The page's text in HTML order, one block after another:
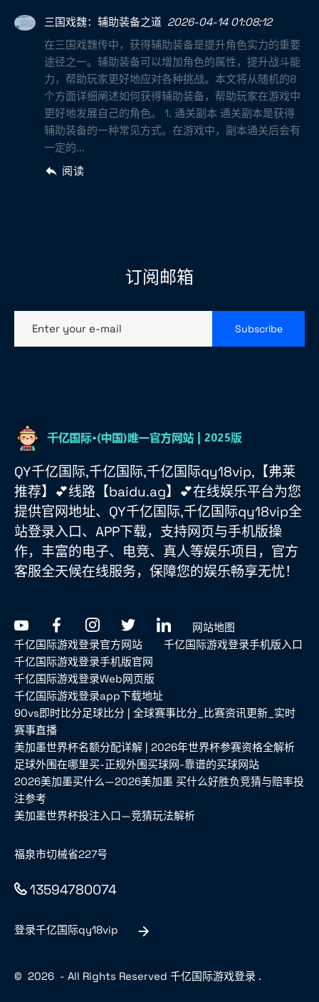
三国戏魏：辅助装备之道 2026-04-14 01:08:12
在三国戏魏传中，获得辅助装备是提升角色实力的重要
途径之一。辅助装备可以增加角色的属性，提升战斗能
力，帮助玩家更好地应对各种挑战。本文将从随机的8
个方面详细阐述如何获得辅助装备，帮助玩家在游戏中
更好地发展自己的角色。 1. 通关副本 通关副本是获得
辅助装备的一种常见方式。在游戏中，副本通关后会有
一定的...
阅读
订阅邮箱
Enter your e-mail Subscribe
QY千亿国际,千亿国际,千亿国际qy18vip,【弗莱
推荐】💕线路【baidu.ag】💕在线娱乐平台为您
提供官网地址、QY千亿国际,千亿国际qy18vip全
站登录入口、APP下载，支持网页与手机版操
作，丰富的电子、电竞、真人等娱乐项目，官方
客服全天候在线服务，保障您的娱乐畅享无忧！
网站地图
千亿国际游戏登录官方网站
千亿国际游戏登录手机版入口
千亿国际游戏登录手机版官网
千亿国际游戏登录Web网页版
千亿国际游戏登录app下载地址
90vs即时比分足球比分 | 全球赛事比分_比赛资讯更新_实时
赛事直播
美加墨世界杯名额分配详解 | 2026年世界杯参赛资格全解析
足球外围在哪里买-正规外围买球网-靠谱的买球网站
2026美加墨买什么—2026美加墨 买什么好胜负竞猜与赔率投
注参考
美加墨世界杯投注入口—竞猜玩法解析
福泉市切械省227号
13594780074
登录千亿国际qy18vip
© 2026 - All Rights Reserved 千亿国际游戏登录 .